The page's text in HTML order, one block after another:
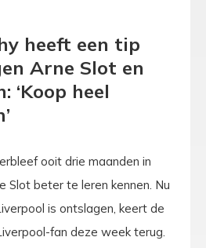
heeft een tip
Arne Slot en
‘Koop heel
ooit drie maanden in
Slot beter te leren kennen. Nu
is ontslagen, keert de
fan deze week terug.